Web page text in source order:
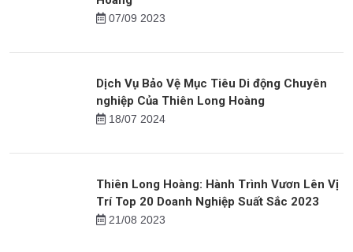
07/09 2023
Dịch Vụ Bảo Vệ Mục Tiêu Di động Chuyên
nghiệp Của Thiên Long Hoàng
18/07 2024
Thiên Long Hoàng: Hành Trình Vươn Lên Vị
Trí Top 20 Doanh Nghiệp Suất Sắc 2023
21/08 2023